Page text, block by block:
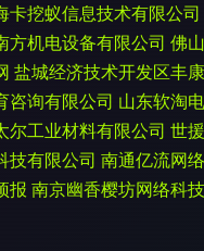
卡挖蚁信息技术有限公司
方机电设备有限公司 佛
盐城经济技术开发区丰
咨询有限公司 山东软淘
尔工业材料有限公司 世
技有限公司 南通亿流网
报 南京幽香樱坊网络科